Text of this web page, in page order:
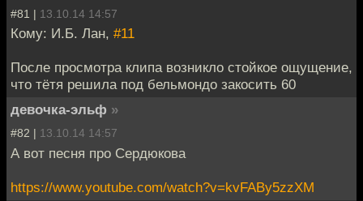
#81 | 13.10.14 14:57
Кому: И.Б. Лан, #11
После просмотра клипа возникло стойкое ощущение,
что тётя решила под бельмондо закосить 60
девочка-эльф »
#82 | 13.10.14 14:57
А вот песня про Сердюкова
https://www.youtube.com/watch?v=kvFABy5zzXM